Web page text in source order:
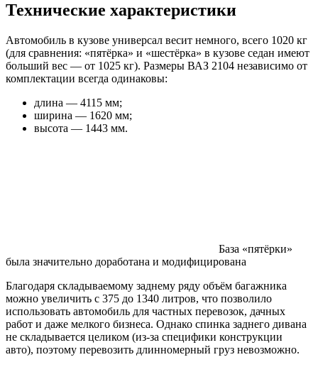
Технические характеристики
Автомобиль в кузове универсал весит немного, всего 1020 кг
(для сравнения: «пятёрка» и «шестёрка» в кузове седан имеют
больший вес — от 1025 кг). Размеры ВАЗ 2104 независимо от
комплектации всегда одинаковы:
длина — 4115 мм;
ширина — 1620 мм;
высота — 1443 мм.
База «пятёрки»
была значительно доработана и модифицирована
Благодаря складываемому заднему ряду объём багажника
можно увеличить с 375 до 1340 литров, что позволило
использовать автомобиль для частных перевозок, дачных
работ и даже мелкого бизнеса. Однако спинка заднего дивана
не складывается целиком (из-за специфики конструкции
авто), поэтому перевозить длинномерный груз невозможно.